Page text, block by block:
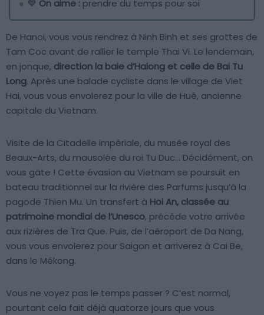
💙 On aime : prendre du temps pour soi
De Hanoi, vous vous rendrez à Ninh Binh et ses grottes de
Tam Coc avant de rallier le temple Thai Vi. Le lendemain,
en jonque, direction la baie d’Halong et celle de Bai Tu
Long. Après une balade cycliste dans le village de Viet
Hai, vous vous envolerez pour la ville de Hué, ancienne
capitale du Vietnam.
Visite de la Citadelle impériale, du musée royal des
Beaux-Arts, du mausolée du roi Tu Duc… Décidément, on
vous gâte ! Cette évasion au Vietnam se poursuit en
bateau traditionnel sur la rivière des Parfums jusqu’à la
pagode Thien Mu. Un transfert à Hoi An, classée au
patrimoine mondial de l’Unesco, précède votre arrivée
aux rizières de Tra Que. Puis, de l’aéroport de Da Nang,
vous vous envolerez pour Saigon et arriverez à Cai Be,
dans le Mékong.
Vous ne voyez pas le temps passer ? C’est normal,
pourtant cela fait déjà quatorze jours que vous